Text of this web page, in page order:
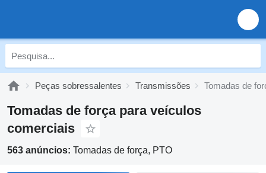
Peças sobressalentes Transmissões Tomadas de
Tomadas de força para veículos
comerciais
563 anúncios: Tomadas de força, PTO